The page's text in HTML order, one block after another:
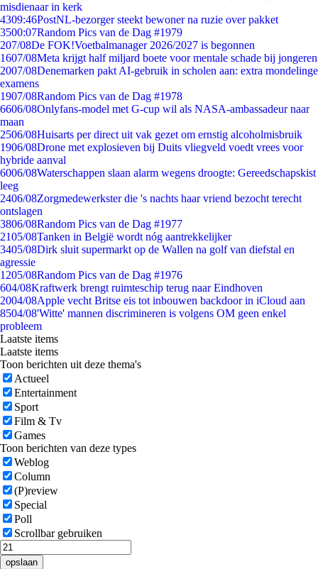
misdienaar in kerk
4309:46PostNL-bezorger steekt bewoner na ruzie over pakket
3500:07Random Pics van de Dag #1979
207/08De FOK!Voetbalmanager 2026/2027 is begonnen
1607/08Meta krijgt half miljard boete voor mentale schade bij jongeren
2007/08Denemarken pakt AI-gebruik in scholen aan: extra mondelinge
examens
1907/08Random Pics van de Dag #1978
6606/08Onlyfans-model met G-cup wil als NASA-ambassadeur naar
maan
2506/08Huisarts per direct uit vak gezet om ernstig alcoholmisbruik
1906/08Drone met explosieven bij Duits vliegveld voedt vrees voor
hybride aanval
6006/08Waterschappen slaan alarm wegens droogte: Gereedschapskist
leeg
2406/08Zorgmedewerkster die 's nachts haar vriend bezocht terecht
ontslagen
3806/08Random Pics van de Dag #1977
2105/08Tanken in België wordt nóg aantrekkelijker
3405/08Dirk sluit supermarkt op de Wallen na golf van diefstal en
agressie
1205/08Random Pics van de Dag #1976
604/08Kraftwerk brengt ruimteschip terug naar Eindhoven
2004/08Apple vecht Britse eis tot inbouwen backdoor in iCloud aan
8504/08'Witte' mannen discrimineren is volgens OM geen enkel
probleem
Laatste items
Laatste items
Toon berichten uit deze thema's
Actueel
Entertainment
Sport
Film & Tv
Games
Toon berichten van deze types
Weblog
Column
(P)review
Special
Poll
Scrollbar gebruiken
opslaan